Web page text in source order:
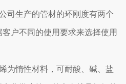
司生产的管材的环刚度有两个
户不同的使用要求来选择使用
为惰性材料，可耐酸、碱、盐